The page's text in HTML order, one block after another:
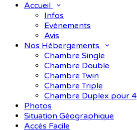
Accueil
Infos
Evénements
Avis
Nos Hébergements
Chambre Single
Chambre Double
Chambre Twin
Chambre Triple
Chambre Duplex pour 4
Photos
Situation Géographique
Accès Facile